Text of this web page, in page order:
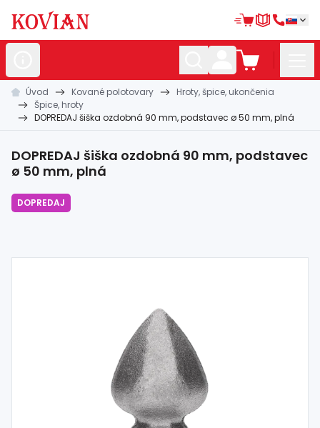
Nerezovépolotovary
Hliníkovépolotovary
Kovanépolotovary
Zábradlia a madlá
Bránovésystémy
Úvod Kované polotovary
Hroty, špice, ukončenia
Špice, hroty
DOPREDAJ šiška ozdobná 90 mm, podstavec ø 50 mm, plná
DOPREDAJ šiška ozdobná 90 mm, podstavec
ø 50 mm, plná
DOPREDAJ